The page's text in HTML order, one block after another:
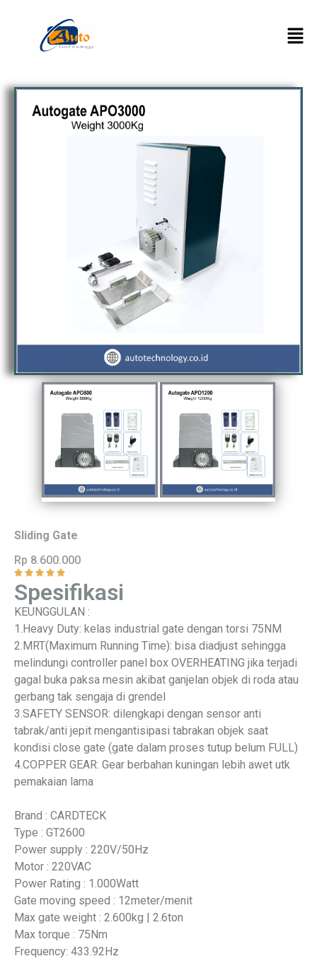
Sliding Gate
Rp 8.600.000
Spesifikasi
KEUNGGULAN :
1.Heavy Duty: kelas industrial gate dengan torsi 75NM
2.MRT(Maximum Running Time): bisa diadjust sehingga
melindungi controller panel box OVERHEATING jika terjadi
gagal buka paksa mesin akibat ganjelan objek di roda atau
gerbang tak sengaja di grendel
3.SAFETY SENSOR: dilengkapi dengan sensor anti
tabrak/anti jepit mengantisipasi tabrakan objek saat
kondisi close gate (gate dalam proses tutup belum FULL)
4.COPPER GEAR: Gear berbahan kuningan lebih awet utk
pemakaian lama
Brand : CARDTECK
Type : GT2600
Power supply : 220V/50Hz
Motor : 220VAC
Power Rating : 1.000Watt
Gate moving speed : 12meter/menit
Max gate weight : 2.600kg | 2.6ton
Max torque : 75Nm
Frequency: 433.92Hz